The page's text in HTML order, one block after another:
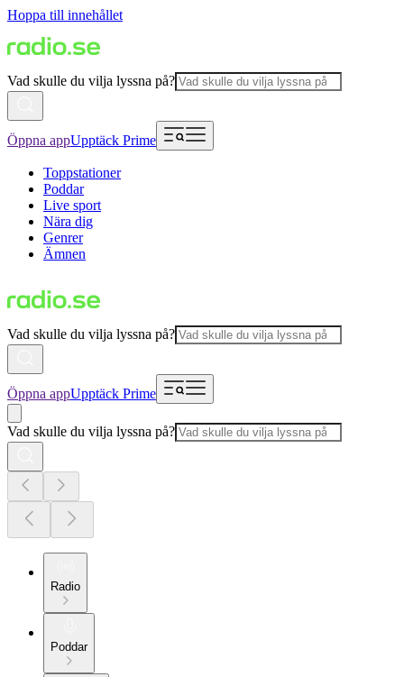
Hoppa till innehållet
Vad skulle du vilja lyssna på?
Öppna appUpptäck Prime
Toppstationer
Poddar
Live sport
Nära dig
Genrer
Ämnen
Vad skulle du vilja lyssna på?
Öppna appUpptäck Prime
Vad skulle du vilja lyssna på?
Radio
Poddar